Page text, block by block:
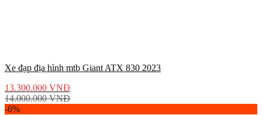
Xe đạp địa hình mtb Giant ATX 830 2023
13.300.000 VNĐ
14.000.000VNĐ
-6%